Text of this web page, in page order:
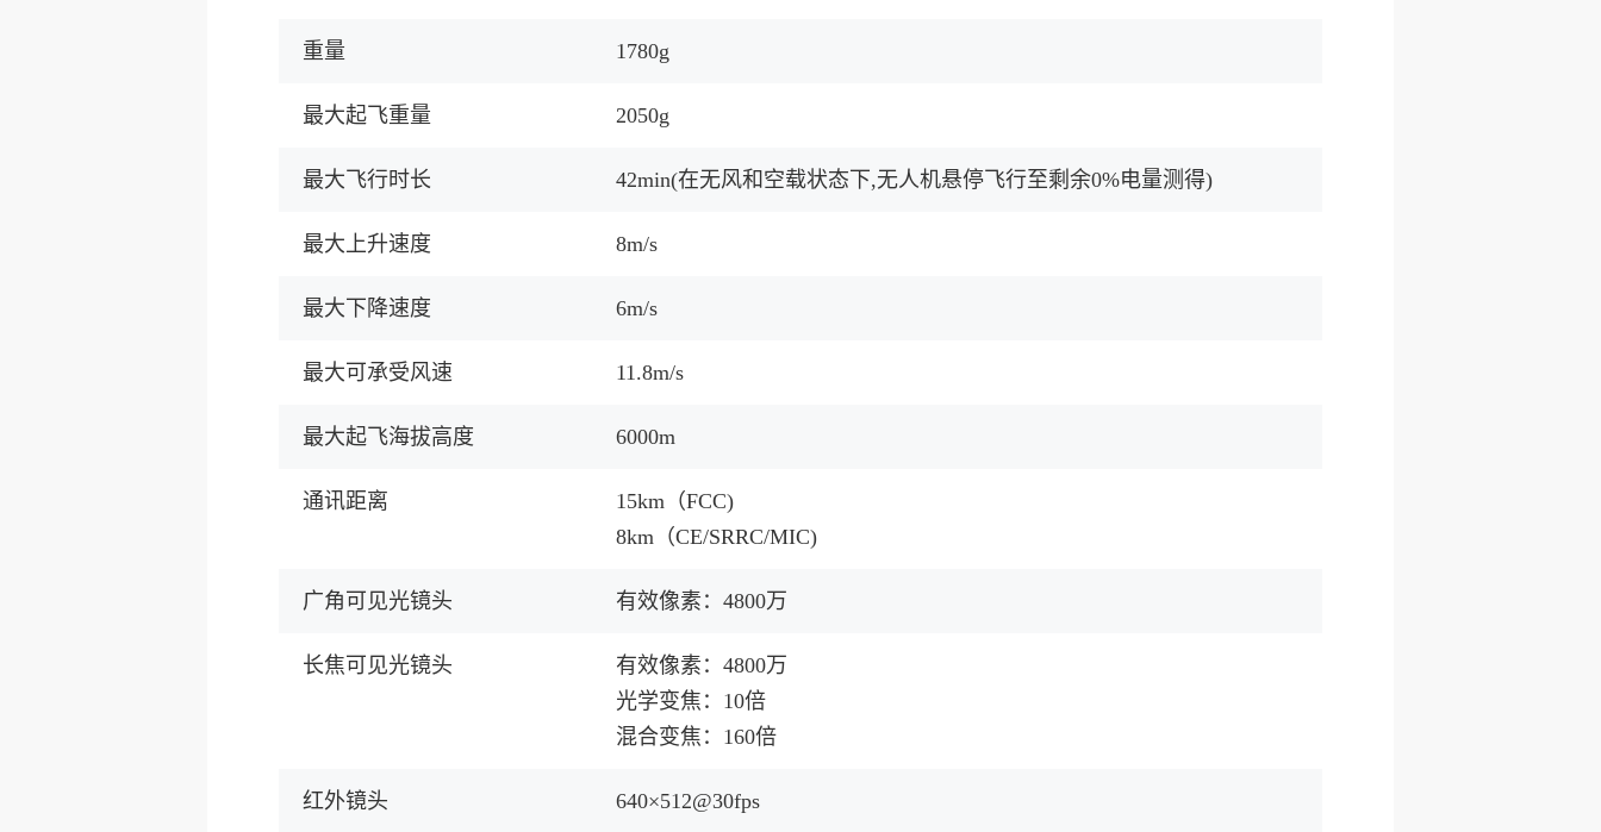
重量 1780g
最大起飞重量 2050g
最大飞行时长 42min(在无风和空载状态下,无人机悬停飞行至剩余0%电量测得)
最大上升速度 8m/s
最大下降速度 6m/s
最大可承受风速 11.8m/s
最大起飞海拔高度 6000m
通讯距离
15km（FCC)
8km（CE/SRRC/MIC)
广角可见光镜头 有效像素：4800万
长焦可见光镜头
有效像素：4800万
光学变焦：10倍
混合变焦：160倍
红外镜头 640×512@30fps